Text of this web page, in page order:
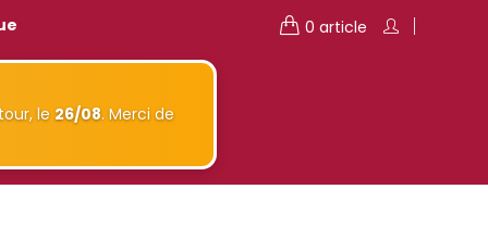
le 26/08. Merci de
0 article